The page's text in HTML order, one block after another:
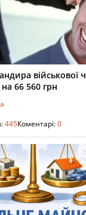
військової
66 560 грн
445Коментарі:0